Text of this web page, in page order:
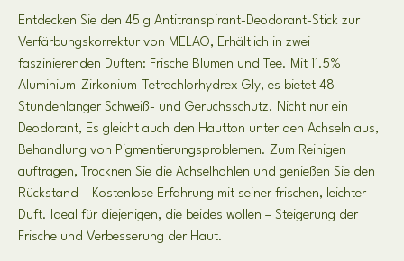
Entdecken Sie den 45 g Antitranspirant-Deodorant-Stick zur
Verfärbungskorrektur von MELAO, Erhältlich in zwei
faszinierenden Düften: Frische Blumen und Tee. Mit 11.5%
Aluminium-Zirkonium-Tetrachlorhydrex Gly, es bietet 48 –
Stundenlanger Schweiß- und Geruchsschutz. Nicht nur ein
Deodorant, Es gleicht auch den Hautton unter den Achseln aus,
Behandlung von Pigmentierungsproblemen. Zum Reinigen
auftragen, Trocknen Sie die Achselhöhlen und genießen Sie den
Rückstand – Kostenlose Erfahrung mit seiner frischen, leichter
Duft. Ideal für diejenigen, die beides wollen – Steigerung der
Frische und Verbesserung der Haut.